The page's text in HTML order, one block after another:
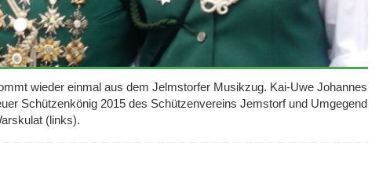
wieder einmal aus dem Jelmstorfer Musikzug. Kai-Uwe Johannes
Schützenkönig 2015 des Schützenvereins Jemstorf und Umgegend
(links).